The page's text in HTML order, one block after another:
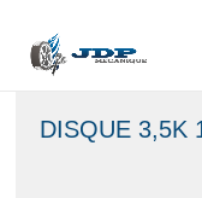
DISQUE 3,5K